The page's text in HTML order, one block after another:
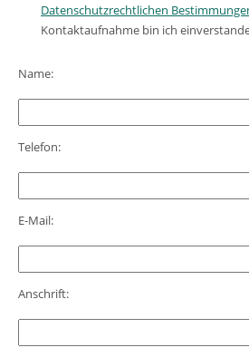
Datenschutzrechtlichen
Kontaktaufnahme bin ich
Name:
Telefon:
E-Mail:
Anschrift: